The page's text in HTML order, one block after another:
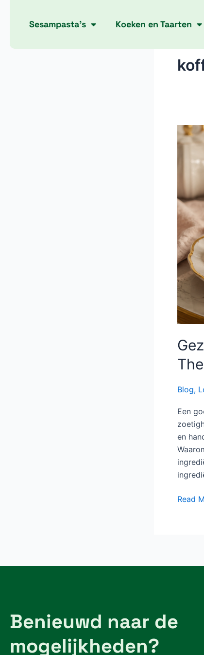
Sesampasta’s Koeken en Taarten
Blog,
Een
en
Of
Thee
Read
Benieuwd naar de
mogelijkheden?